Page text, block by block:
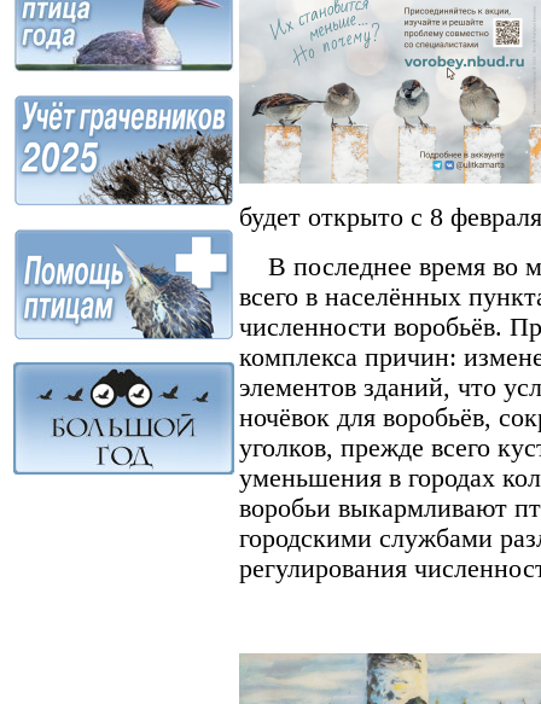
будет открыто с 8
В последнее время во
всего в населённых
численности воробьёв.
комплекса причин:
элементов зданий, что
ночёвок для воробьёв,
уголков, прежде всего
уменьшения в городах
воробьи выкармливают
городскими службами
регулирования